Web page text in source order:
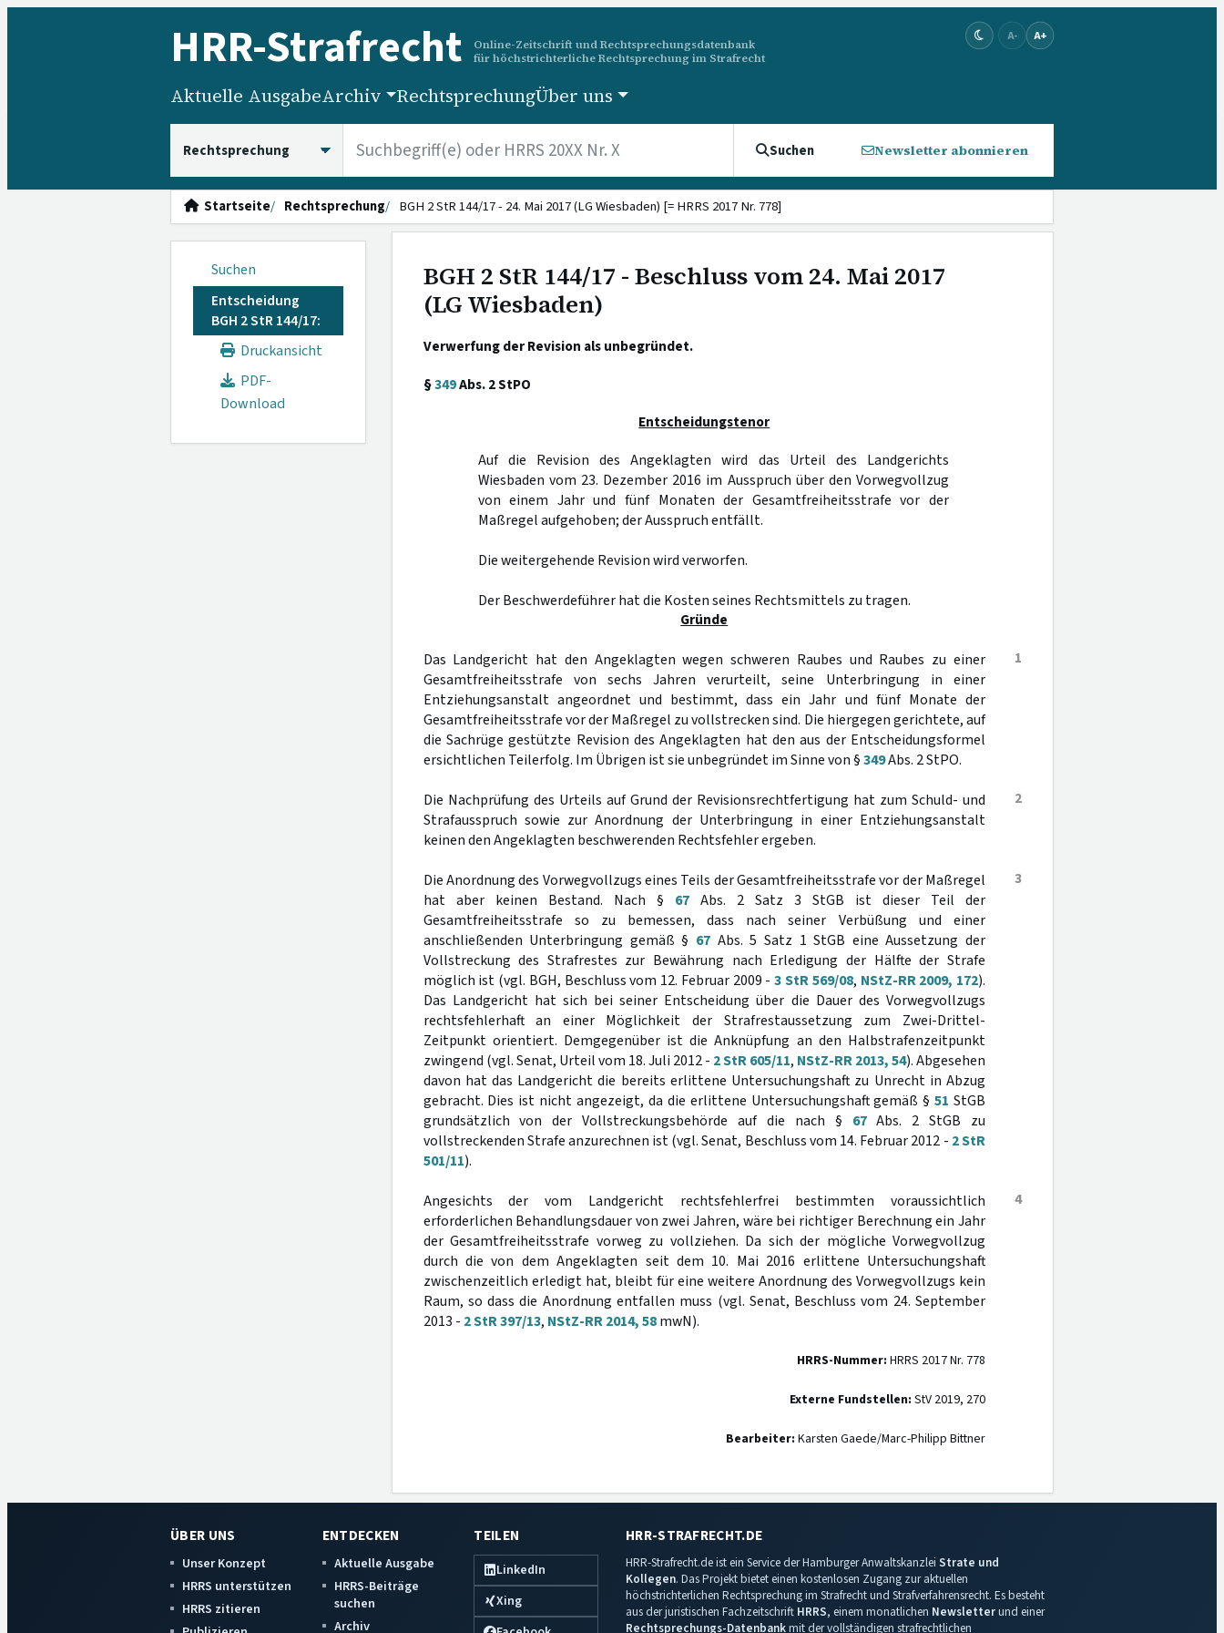
HRR-Strafrecht
Online-Zeitschrift und Rechtsprechungsdatenbank
für höchstrichterliche Rechtsprechung im Strafrecht
A- A+
Aktuelle AusgabeArchiv RechtsprechungÜber uns
Suchen Newsletter abonnieren
Startseite Rechtsprechung BGH 2 StR 144/17 - 24. Mai 2017 (LG Wiesbaden) [= HRRS 2017 Nr. 778]
Suchen
Entscheidung
BGH 2 StR 144/17:
Druckansicht
PDF-
Download
BGH 2 StR 144/17 - Beschluss vom 24. Mai 2017
(LG Wiesbaden)
Verwerfung der Revision als unbegründet.
§349Abs. 2 StPO
Entscheidungstenor
Auf die Revision des Angeklagten wird das Urteil des Landgerichts
Wiesbaden vom 23. Dezember 2016 im Ausspruch über den Vorwegvollzug
von einem Jahr und fünf Monaten der Gesamtfreiheitsstrafe vor der
Maßregel aufgehoben; der Ausspruch entfällt.
Die weitergehende Revision wird verworfen.
Der Beschwerdeführer hat die Kosten seines Rechtsmittels zu tragen.
Gründe
1
Das Landgericht hat den Angeklagten wegen schweren Raubes und Raubes zu einer
Gesamtfreiheitsstrafe von sechs Jahren verurteilt, seine Unterbringung in einer
Entziehungsanstalt angeordnet und bestimmt, dass ein Jahr und fünf Monate der
Gesamtfreiheitsstrafe vor der Maßregel zu vollstrecken sind. Die hiergegen gerichtete, auf
die Sachrüge gestützte Revision des Angeklagten hat den aus der Entscheidungsformel
ersichtlichen Teilerfolg. Im Übrigen ist sie unbegründet im Sinne von §349Abs. 2 StPO.
2
Die Nachprüfung des Urteils auf Grund der Revisionsrechtfertigung hat zum Schuld- und
Strafausspruch sowie zur Anordnung der Unterbringung in einer Entziehungsanstalt
keinen den Angeklagten beschwerenden Rechtsfehler ergeben.
3
Die Anordnung des Vorwegvollzugs eines Teils der Gesamtfreiheitsstrafe vor der Maßregel
hat aber keinen Bestand. Nach § 67Abs. 2 Satz 3 StGB ist dieser Teil der
Gesamtfreiheitsstrafe so zu bemessen, dass nach seiner Verbüßung und einer
anschließenden Unterbringung gemäß § 67 Abs. 5 Satz 1 StGB eine Aussetzung der
Vollstreckung des Strafrestes zur Bewährung nach Erledigung der Hälfte der Strafe
möglich ist (vgl. BGH, Beschluss vom 12. Februar 2009 -3 StR 569/08, NStZ-RR 2009, 172).
Das Landgericht hat sich bei seiner Entscheidung über die Dauer des Vorwegvollzugs
rechtsfehlerhaft an einer Möglichkeit der Strafrestaussetzung zum Zwei-Drittel-
Zeitpunkt orientiert. Demgegenüber ist die Anknüpfung an den Halbstrafenzeitpunkt
zwingend (vgl. Senat, Urteil vom 18. Juli 2012 - 2 StR 605/11, NStZ-RR 2013, 54). Abgesehen
davon hat das Landgericht die bereits erlittene Untersuchungshaft zu Unrecht in Abzug
gebracht. Dies ist nicht angezeigt, da die erlittene Untersuchungshaft gemäß §51 StGB
grundsätzlich von der Vollstreckungsbehörde auf die nach § 67Abs. 2 StGB zu
vollstreckenden Strafe anzurechnen ist (vgl. Senat, Beschluss vom 14. Februar 2012 - 2 StR
501/11).
4
Angesichts der vom Landgericht rechtsfehlerfrei bestimmten voraussichtlich
erforderlichen Behandlungsdauer von zwei Jahren, wäre bei richtiger Berechnung ein Jahr
der Gesamtfreiheitsstrafe vorweg zu vollziehen. Da sich der mögliche Vorwegvollzug
durch die von dem Angeklagten seit dem 10. Mai 2016 erlittene Untersuchungshaft
zwischenzeitlich erledigt hat, bleibt für eine weitere Anordnung des Vorwegvollzugs kein
Raum, so dass die Anordnung entfallen muss (vgl. Senat, Beschluss vom 24. September
2013 - 2 StR 397/13, NStZ-RR 2014, 58mwN).
HRRS-Nummer: HRRS 2017 Nr. 778
Externe Fundstellen: StV 2019, 270
Bearbeiter: Karsten Gaede/Marc-Philipp Bittner
ÜBER UNS
Unser Konzept
HRRS unterstützen
HRRS zitieren
ENTDECKEN
Aktuelle Ausgabe
HRRS-Beiträge
suchen
Archiv
TEILEN
LinkedIn
Xing
HRR-STRAFRECHT.DE
HRR-Strafrecht.de ist ein Service der Hamburger Anwaltskanzlei Strate und
Kollegen. Das Projekt bietet einen kostenlosen Zugang zur aktuellen
höchstrichterlichen Rechtsprechung im Strafrecht und Strafverfahrensrecht. Es besteht
aus der juristischen Fachzeitschrift HRRS, einem monatlichen Newsletterund einer
Rechtsprechungs-Datenbankmit der vollständigen strafrechtlichen